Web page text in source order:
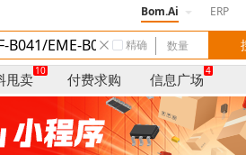
Bom.Ai ERP
精确
甩卖
10
付费求购 信息广场
4